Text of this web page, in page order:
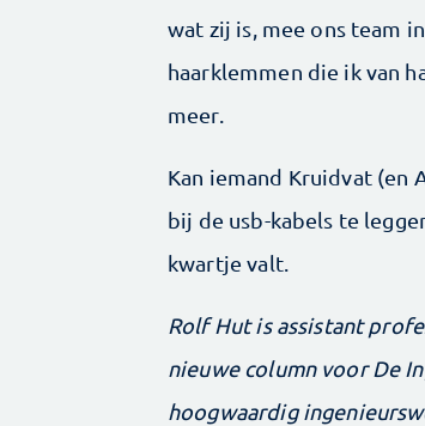
wat zij is, mee ons team
haarklemmen die ik van
meer.
Kan iemand Kruidvat (en
bij de usb-kabels te
kwartje valt.
Rolf Hut is assistant
nieuwe column voor De
hoogwaardig